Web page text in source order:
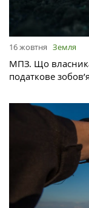
16 жовтня Земля
МПЗ. Що
податкове